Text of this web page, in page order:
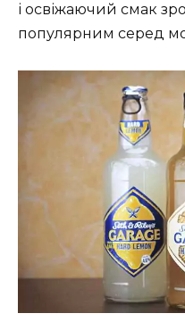
і освіжаючий смак
популярним серед